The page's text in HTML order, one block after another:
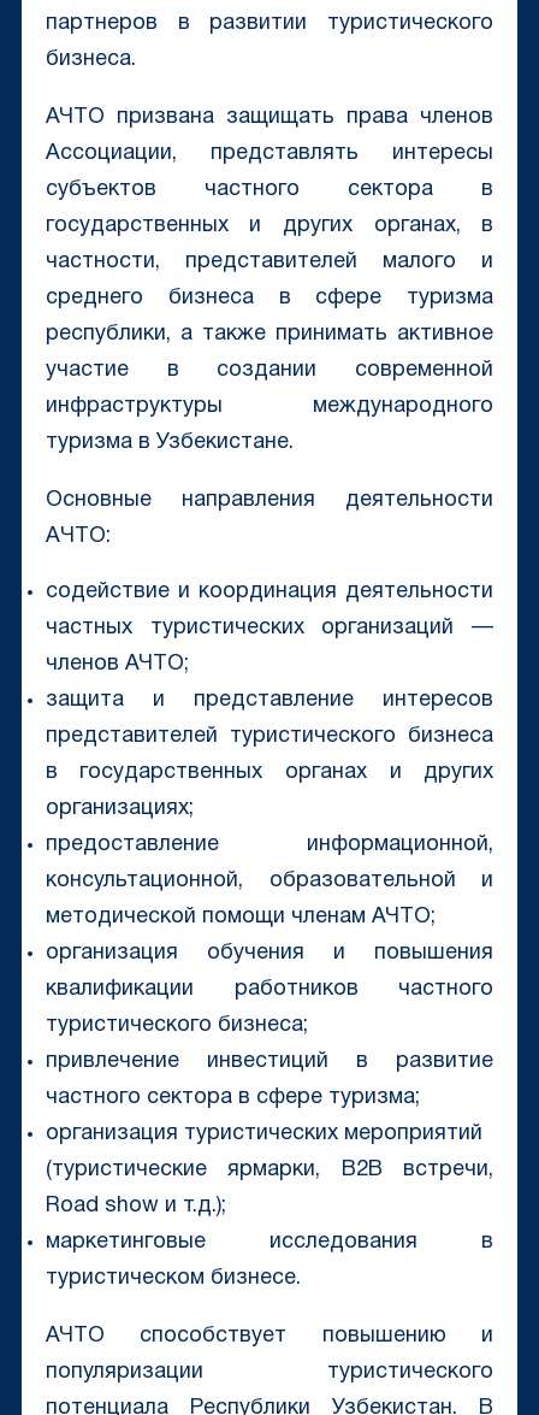
партнеров в развитии туристического
бизнеса.
АЧТО призвана защищать права членов
Ассоциации, представлять интересы
субъектов частного сектора в
государственных и других органах, в
частности, представителей малого и
среднего бизнеса в сфере туризма
республики, а также принимать активное
участие в создании современной
инфраструктуры международного
туризма в Узбекистане.
Основные направления деятельности
AЧТО:
содействие и координация деятельности
частных туристических организаций —
членов АЧТО;
защита и представление интересов
представителей туристического бизнеса
в государственных органах и других
организациях;
предоставление информационной,
консультационной, образовательной и
методической помощи членам АЧТО;
организация обучения и повышения
квалификации работников частного
туристического бизнеса;
привлечение инвестиций в развитие
частного сектора в сфере туризма;
организация туристических мероприятий
(туристические ярмарки, B2B встречи,
Road show и т.д.);
маркетинговые исследования в
туристическом бизнесе.
АЧТО способствует повышению и
популяризации туристического
потенциала Республики Узбекистан. В